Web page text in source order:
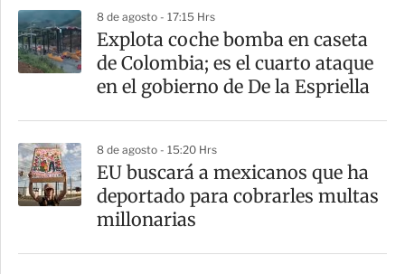
a
r
t
8 de agosto - 17:15 Hrs
Explota coche bomba en caseta
de Colombia; es el cuarto ataque
en el gobierno de De la Espriella
8 de agosto - 15:20 Hrs
EU buscará a mexicanos que ha
deportado para cobrarles multas
millonarias